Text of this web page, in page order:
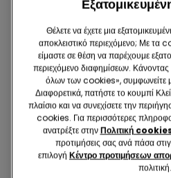
-50%
2 Χρώματα 1
Θέλετε να έχετε μια
αποκλειστικό περιεχόμενο; Με τα
είμαστε σε θέση να παρέχουμε
περιεχόμενο διαφημίσεων.
όλων των cookies», συμφωνείτε
Διαφορετικά, πατήστε το κουμπί
πλαίσιο και να συνεχίσετε την
cookies. Για περισσότερες
ανατρέξτε στηνΠολιτική
προτιμήσεις σας ανά πάσα
επιλογή Κέντρο προτιμήσεων
πολιτική.